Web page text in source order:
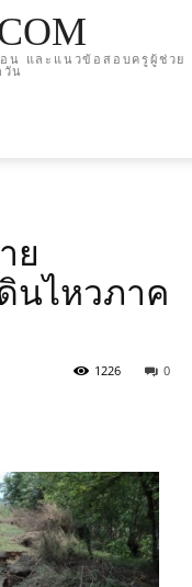
น และแนวข้อสอบครูผู้ช่วย
วัน
ย
นไหวภาค
0
1226